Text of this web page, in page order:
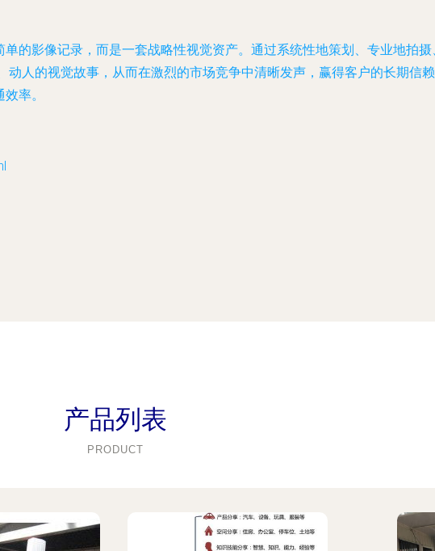
的影像记录，而是一套战略性视觉资产。通过系统性地策划、专业地拍
动人的视觉故事，从而在激烈的市场竞争中清晰发声，赢得客户的长期信
率。
产品列表
PRODUCT